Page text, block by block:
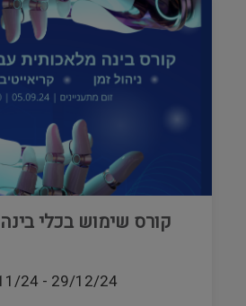
קורס שימוש בכלי
29/12/24
-
24